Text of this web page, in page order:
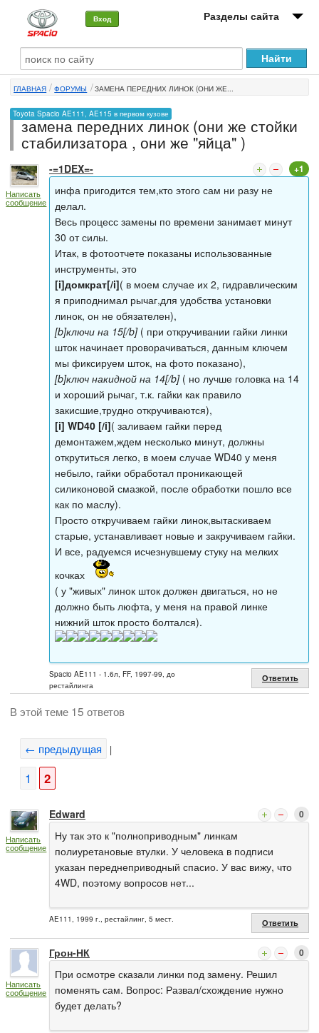
Вход Разделы сайта
О машине
Автоклуб
Форумы
Новости
ГЛАВНАЯ ФОРУМЫ ЗАМЕНА ПЕРЕДНИХ ЛИНОК (ОНИ ЖЕ...
Toyota Spacio AE111, AE115 в первом кузове
замена передних линок (они же стойки
стабилизатора , они же "яйца" )
Написать
сообщение
-=1DEX=- +1
инфа пригодится тем,кто этого сам ни разу не
делал.
Весь процесс замены по времени занимает минут
30 от силы.
Итак, в фотоотчете показаны использованные
инструменты, это
[i]домкрат[/i]( в моем случае их 2, гидравлическим
я приподнимал рычаг,для удобства установки
линок, он не обязателен),
[b]ключи на 15[/b]( при откручивании гайки линки
шток начинает проворачиваться, данным ключем
мы фиксируем шток, на фото показано),
[b]ключ накидной на 14[/b]( но лучше головка на 14
и хороший рычаг, т.к. гайки как правило
закисшие,трудно откручиваются),
[i] WD40 [/i]( заливаем гайки перед
демонтажем,ждем несколько минут, должны
открутиться легко, в моем случае WD40 у меня
небыло, гайки обработал проникающей
силиконовой смазкой, после обработки пошло все
как по маслу).
Просто откручиваем гайки линок,вытаскиваем
старые, устанавливает новые и закручиваем гайки.
И все, радуемся исчезнувшему стуку на мелких
кочках
( у "живых" линок шток должен двигаться, но не
должно быть люфта, у меня на правой линке
нижний шток просто болтался).
Spacio AE111 - 1.6л, FF, 1997-99, до
рестайлинга
Ответить
В этой теме 15 ответов
← предыдущая |
1 2
Написать
сообщение
Edward 0
Ну так это к "полноприводным" линкам
полиуретановые втулки. У человека в подписи
указан переднеприводный спасио. У вас вижу, что
4WD, поэтому вопросов нет...
AE111, 1999 г., рестайлинг, 5 мест. Ответить
Написать
сообщение
Грон-НК 0
При осмотре сказали линки под замену. Решил
поменять сам. Вопрос: Развал/схождение нужно
будет делать?